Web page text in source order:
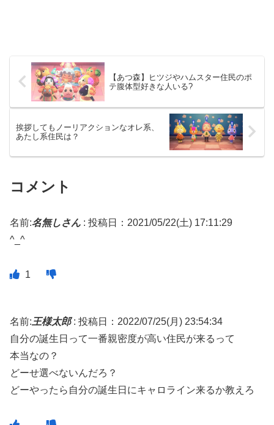
【あつ森】ヒツジやハムスター住民のポ
テ腹体型好きな人いる?
挨拶してもノーリアクションなオレ系、
あたし系住民は？
コメント
名前:名無しさん : 投稿日：2021/05/22(土) 17:11:29
^_^
1
名前: 王様太郎: 投稿日：2022/07/25(月) 23:54:34
自分の誕生日って一番親密度が高い住民が来るって
本当なの？
どーせ選べないんだろ？
どーやったら自分の誕生日にキャロライン来るか教えろ